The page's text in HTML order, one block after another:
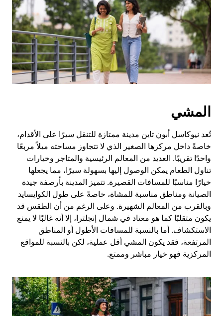
لإغلاق
التقويم.
المشي
تُعد نيوكاسل أبون تاين مدينة ممتازة للتنقل سيرًا على الأقدام،
خاصةً داخل مركزها الصغير الذي لا تتجاوز مساحته ميلاً مربعًا
واحدًا تقريبًا. العديد من المعالم الرئيسية والمتاجر وخيارات
تناول الطعام يمكن الوصول إليها بسهولة سيرًا، مما يجعلها
خيارًا مناسبًا للمسافات القصيرة. تتميز المدينة بأرصفة جيدة
الصيانة ومناطق مناسبة للمشاة، خاصةً على طول الكوايسايد
وبالقرب من المعالم الشهيرة. وعلى الرغم من أن الطقس قد
يكون متقلبًا كما هو معتاد في شمال إنجلترا، إلا أنه غالبًا لا يمنع
الاستكشاف. أما بالنسبة للمسافات الأطول أو المناطق
المرتفعة، فقد يكون المشي أقل عملية، لكن بالنسبة للمواقع
المركزية فهو خيار مباشر وممتع.